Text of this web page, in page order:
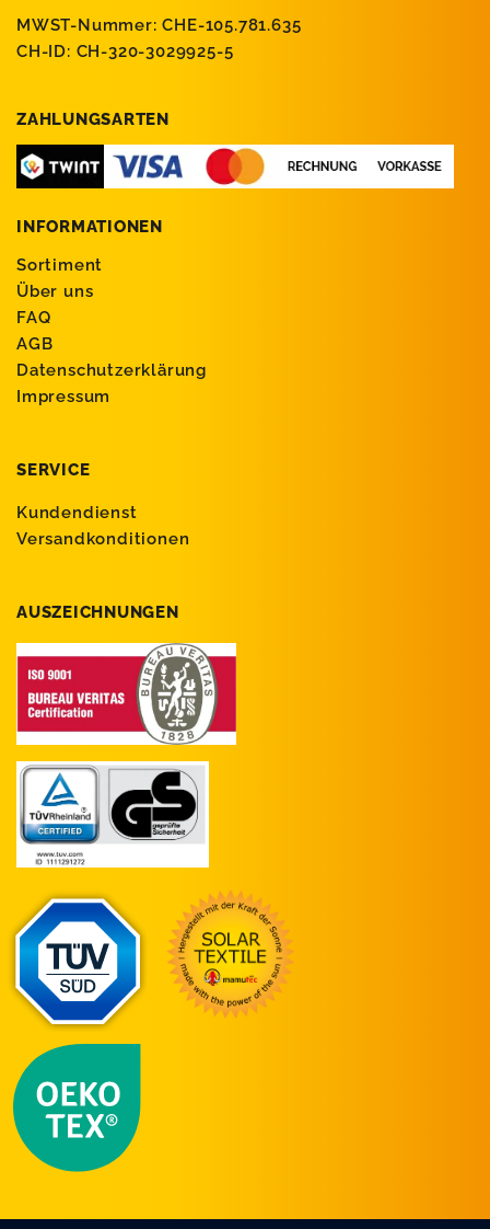
MWST-Nummer: CHE-105.781.635
CH-ID: CH-320-3029925-5
ZAHLUNGSARTEN
INFORMATIONEN
Sortiment
Über uns
FAQ
AGB
Datenschutzerklärung
Impressum
SERVICE
Kundendienst
Versandkonditionen
AUSZEICHNUNGEN